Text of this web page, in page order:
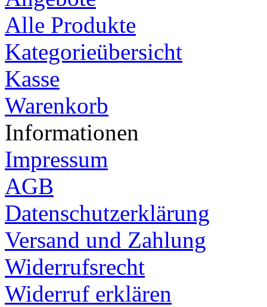
Alle Produkte
Kategorieübersicht
Kasse
Warenkorb
Informationen
Impressum
AGB
Datenschutzerklärung
Versand und Zahlung
Widerrufsrecht
Widerruf erklären